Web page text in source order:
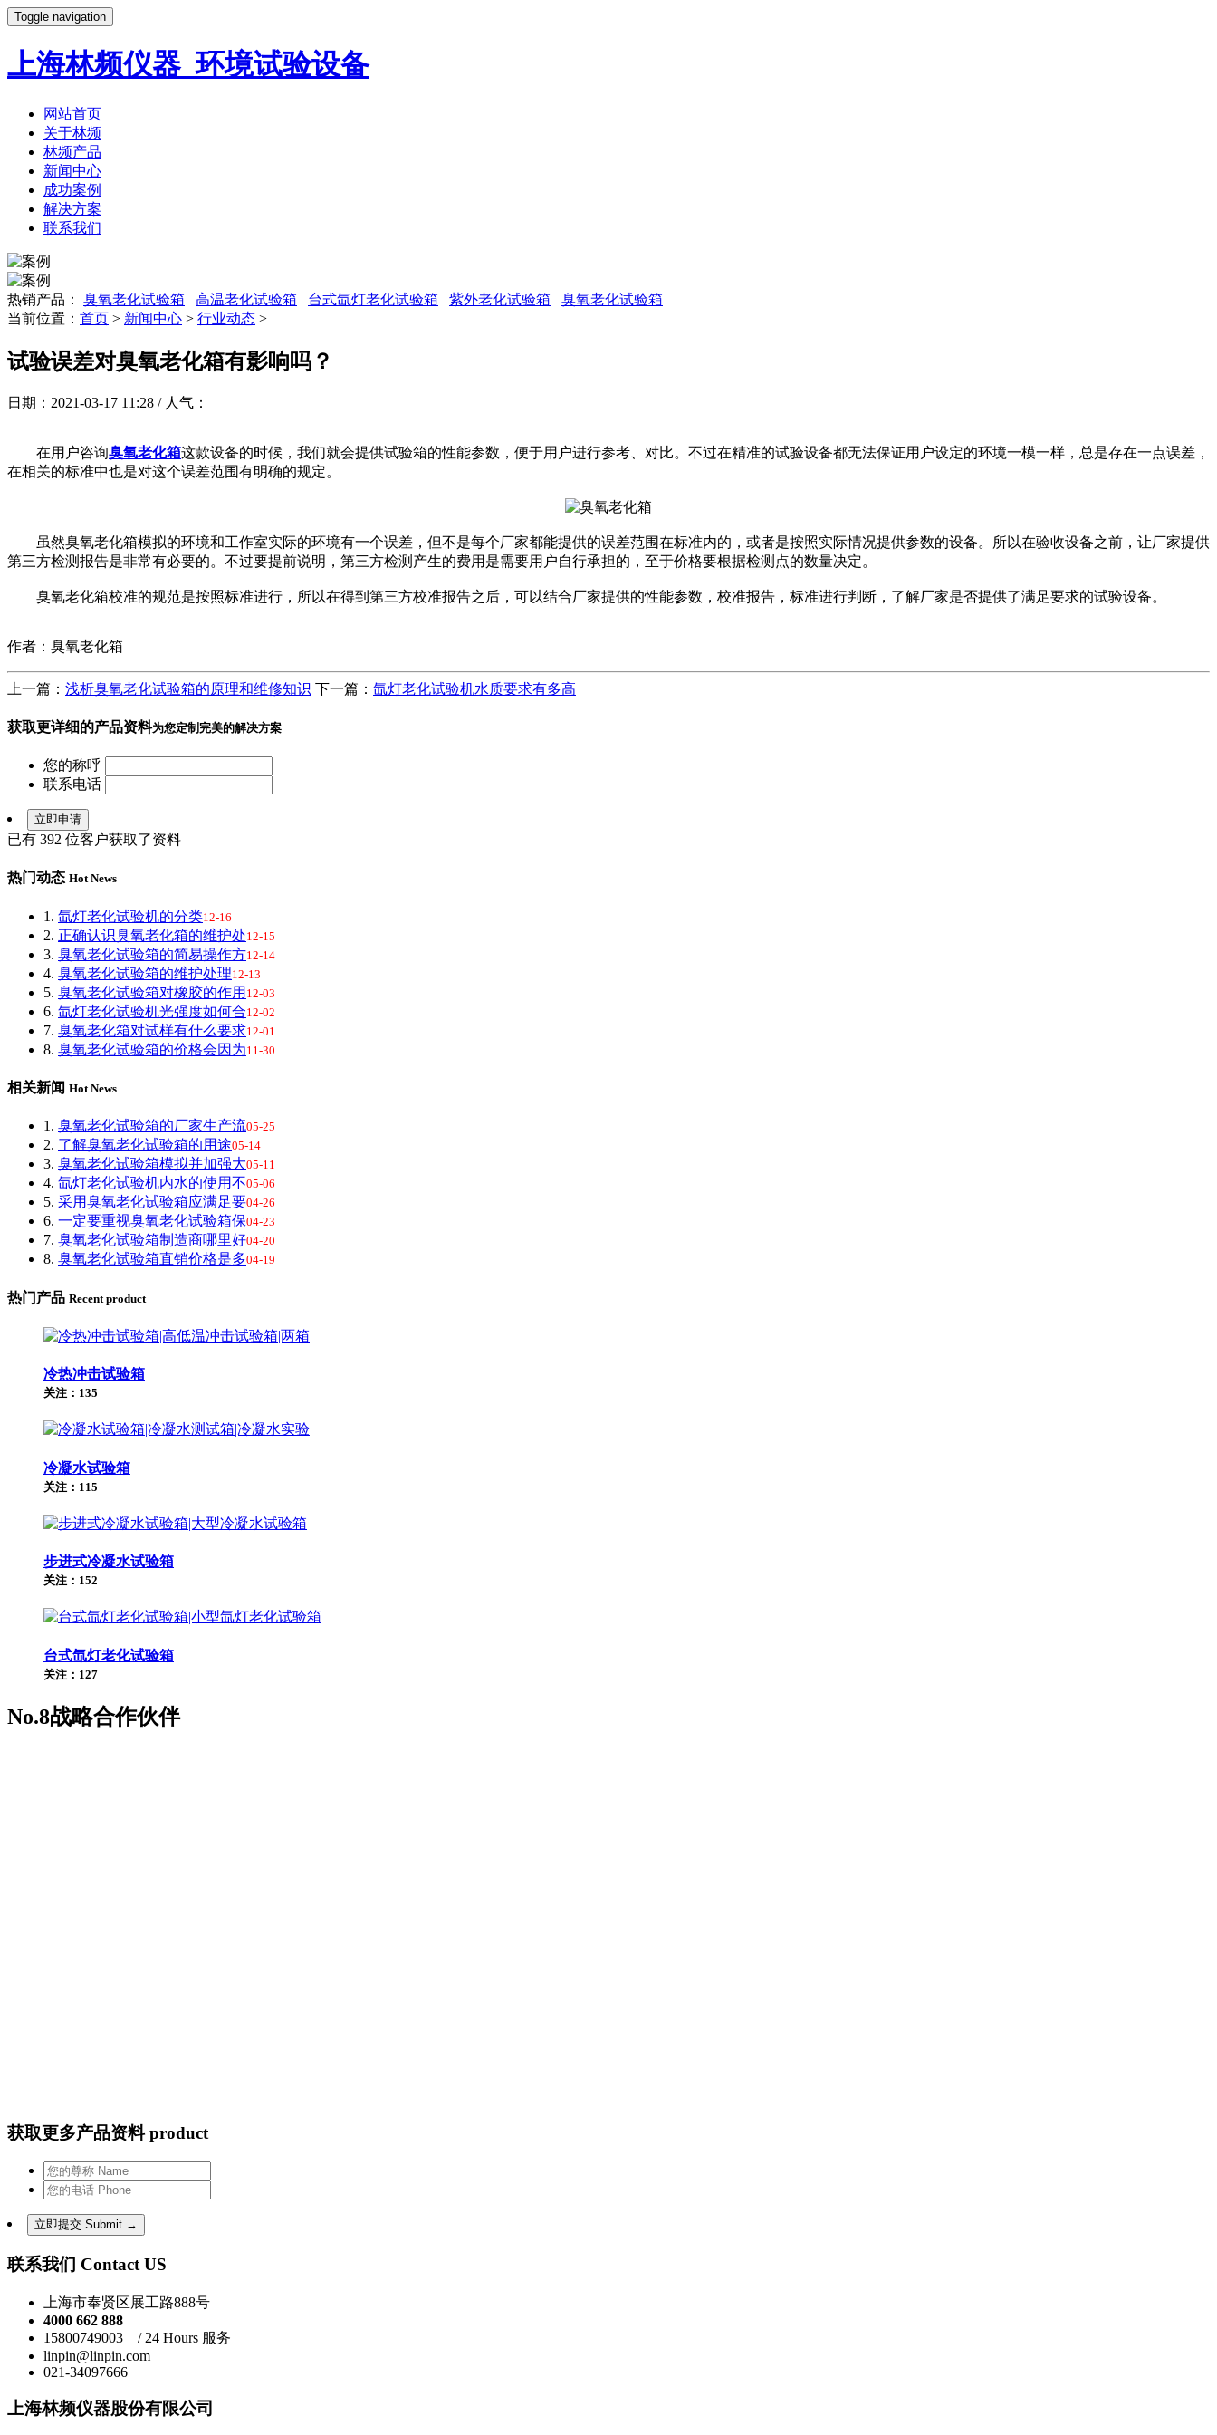
Toggle navigation
上海林频仪器_环境试验设备
网站首页
关于林频
林频产品
新闻中心
成功案例
解决方案
联系我们
热销产品： 臭氧老化试验箱 高温老化试验箱 台式氙灯老化试验箱 紫外老化试验箱
臭氧老化试验箱
当前位置： 首页 > 新闻中心 > 行业动态 >
试验误差对臭氧老化箱有影响吗？
日期：2021-03-17 11:28 / 人气：
在用户咨询臭氧老化箱这款设备的时候，我们就会提供试验箱的性能参数，便于用户进行参考、对比。不过在精准的试验设备都无法保证用户设定的环境一模一样，总是存在一点误差，
在相关的标准中也是对这个误差范围有明确的规定。
虽然臭氧老化箱模拟的环境和工作室实际的环境有一个误差，但不是每个厂家都能提供的误差范围在标准内的，或者是按照实际情况提供参数的设备。所以在验收设备之前，让厂家提供
第三方检测报告是非常有必要的。不过要提前说明，第三方检测产生的费用是需要用户自行承担的，至于价格要根据检测点的数量决定。
臭氧老化箱校准的规范是按照标准进行，所以在得到第三方校准报告之后，可以结合厂家提供的性能参数，校准报告，标准进行判断，了解厂家是否提供了满足要求的试验设备。
作者：臭氧老化箱
上一篇： 浅析臭氧老化试验箱的原理和维修知识 下一篇： 氙灯老化试验机水质要求有多高
获取更详细的产品资料为您定制完美的解决方案
您的称呼
联系电话
已有 392 位客户获取了资料
热门动态 Hot News
1. 氙灯老化试验机的分类12-16
2. 正确认识臭氧老化箱的维护处12-15
3. 臭氧老化试验箱的简易操作方12-14
4. 臭氧老化试验箱的维护处理12-13
5. 臭氧老化试验箱对橡胶的作用 12-03
6. 氙灯老化试验机光强度如何合12-02
7. 臭氧老化箱对试样有什么要求12-01
8. 臭氧老化试验箱的价格会因为11-30
相关新闻 Hot News
1. 臭氧老化试验箱的厂家生产流05-25
2. 了解臭氧老化试验箱的用途05-14
3. 臭氧老化试验箱模拟并加强大05-11
4. 氙灯老化试验机内水的使用不05-06
5. 采用臭氧老化试验箱应满足要04-26
6. 一定要重视臭氧老化试验箱保04-23
7. 臭氧老化试验箱制造商哪里好04-20
8. 臭氧老化试验箱直销价格是多04-19
热门产品 Recent product
冷热冲击试验箱
关注：135
冷凝水试验箱
关注：115
步进式冷凝水试验箱
关注：152
台式氙灯老化试验箱
关注：127
No.8战略合作伙伴
获取更多产品资料 product
联系我们 Contact US
上海市奉贤区展工路888号
4000 662 888
15800749003 / 24 Hours 服务
linpin@linpin.com
021-34097666
上海林频仪器股份有限公司